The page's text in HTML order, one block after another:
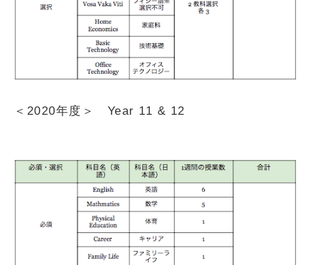
＜2020年度＞ Year 11 & 12